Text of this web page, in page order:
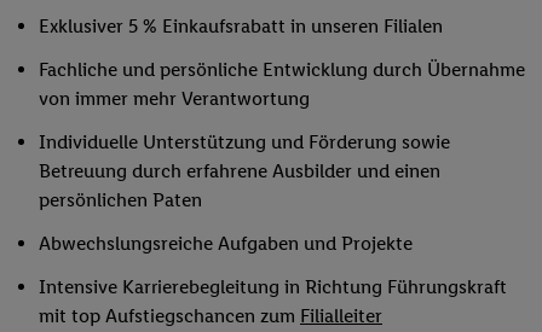
Exklusiver 5 % Einkaufsrabatt in unseren Filialen
Fachliche und persönliche Entwicklung durch Übernahme
von immer mehr Verantwortung
Individuelle Unterstützung und Förderung sowie
Betreuung durch erfahrene Ausbilder und einen
persönlichen Paten
Abwechslungsreiche Aufgaben und Projekte
Intensive Karrierebegleitung in Richtung Führungskraft
mit top Aufstiegschancen zum Filialleiter